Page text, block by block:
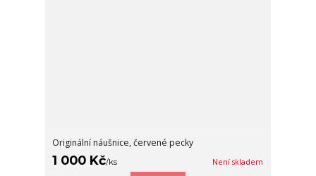
Originální náušnice, červené pecky
1 000 Kč/ks Není skladem